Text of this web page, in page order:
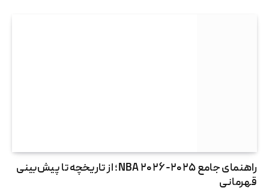
راهنمای جامع NBA ۲۰۲۶-۲۰۲۵؛ از تاریخچه تا پیش‌بینی
قهرمانی